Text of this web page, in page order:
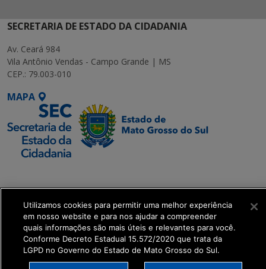
SECRETARIA DE ESTADO DA CIDADANIA
Av. Ceará 984
Vila Antônio Vendas - Campo Grande | MS
CEP.: 79.003-010
MAPA
Executiva de
Transformação Digital
get_footer();
Utilizamos cookies para permitir uma melhor experiência
em nosso website e para nos ajudar a compreender
quais informações são mais úteis e relevantes para você.
Conforme Decreto Estadual 15.572/2020 que trata da
LGPD no Governo do Estado de Mato Grosso do Sul.